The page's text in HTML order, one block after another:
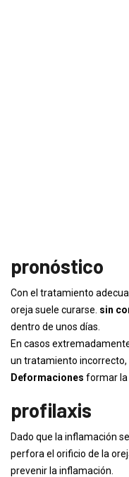
pronóstico
Con el tratamiento
oreja suele curarse. sin
dentro de unos días.
En casos
un tratamiento
Deformaciones formar la
profilaxis
Dado que la inflamación
perfora el orificio de la
prevenir la inflamación.